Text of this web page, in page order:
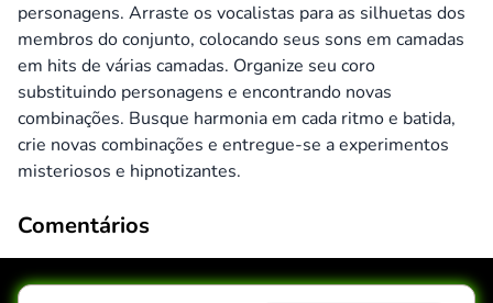
personagens. Arraste os vocalistas para as silhuetas dos
membros do conjunto, colocando seus sons em camadas
em hits de várias camadas. Organize seu coro
substituindo personagens e encontrando novas
combinações. Busque harmonia em cada ritmo e batida,
crie novas combinações e entregue-se a experimentos
misteriosos e hipnotizantes.
Comentários